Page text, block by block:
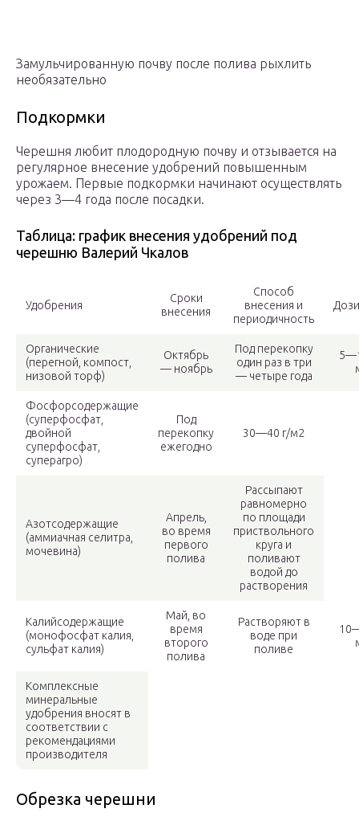
Замульчированную почву после полива рыхлить
необязательно
Подкормки
Черешня любит плодородную почву и отзывается на
регулярное внесение удобрений повышенным
урожаем. Первые подкормки начинают осуществлять
через 3—4 года после посадки.
Таблица: график внесения удобрений под
черешню Валерий Чкалов
Удобрения
Сроки
внесения
Способ
внесения и
периодичность
Органические
(перегной, компост,
низовой торф)
Октябрь
— ноябрь
Под перекопку
один раз в три
— четыре года
Фосфорсодержащие
(суперфосфат,
двойной
суперфосфат,
суперагро)
Под
перекопку
ежегодно
30—40 г/м2
Азотсодержащие
(аммиачная селитра,
мочевина)
Апрель,
во время
первого
полива
Рассыпают
равномерно
по площади
приствольного
круга и
поливают
водой до
растворения
Калийсодержащие
(монофосфат калия,
сульфат калия)
Май, во
время
второго
полива
Растворяют в
воде при
поливе
Комплексные
минеральные
удобрения вносят в
соответствии с
рекомендациями
производителя
Обрезка черешни